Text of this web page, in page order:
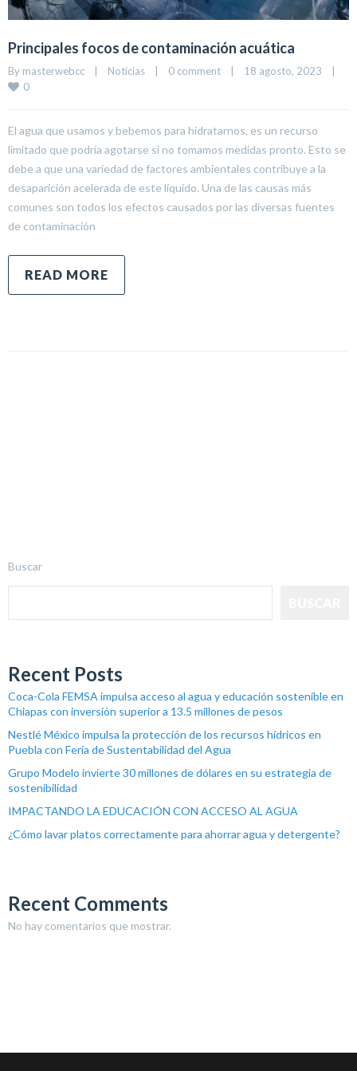
Principales focos de contaminación acuática
By masterwebcc | Noticias | 0 comment | 18 agosto, 2023 |
0
El agua que usamos y bebemos para hidratarnos, es un recurso
limitado que podría agotarse si no tomamos medidas pronto. Esto se
debe a que una variedad de factores ambientales contribuye a la
desaparición acelerada de este líquido. Una de las causas más
comunes son todos los efectos causados ​​por las diversas fuentes
de contaminación
READ MORE
Buscar
Recent Posts
Coca-Cola FEMSA impulsa acceso al agua y educación sostenible en
Chiapas con inversión superior a 13.5 millones de pesos
Nestlé México impulsa la protección de los recursos hídricos en
Puebla con Feria de Sustentabilidad del Agua
Grupo Modelo invierte 30 millones de dólares en su estrategia de
sostenibilidad
IMPACTANDO LA EDUCACIÓN CON ACCESO AL AGUA
¿Cómo lavar platos correctamente para ahorrar agua y detergente?
Recent Comments
No hay comentarios que mostrar.